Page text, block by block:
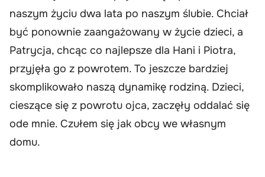
naszym życiu dwa lata po naszym ślubie. Chciał
być ponownie zaangażowany w życie dzieci, a
Patrycja, chcąc co najlepsze dla Hani i Piotra,
przyjęła go z powrotem. To jeszcze bardziej
skomplikowało naszą dynamikę rodziną. Dzieci,
cieszące się z powrotu ojca, zaczęły oddalać się
ode mnie. Czułem się jak obcy we własnym
domu.